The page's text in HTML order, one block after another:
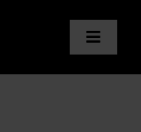
Toggle